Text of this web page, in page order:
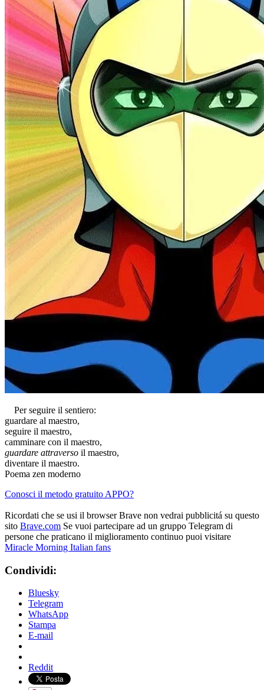
Per seguire il sentiero:
guardare al maestro,
seguire il maestro,
camminare con il maestro,
guardare attraverso il maestro,
diventare il maestro.
Poema zen moderno
Conosci il metodo gratuito APPO?
Ricordati che se usi il browser Brave non vedrai pubblicitá su questo
sito Brave.com Se vuoi partecipare ad un gruppo Telegram di
persone che praticano il miglioramento continuo puoi visitare
Miracle Morning Italian fans
Condividi:
Bluesky
Telegram
WhatsApp
Stampa
E-mail
Reddit